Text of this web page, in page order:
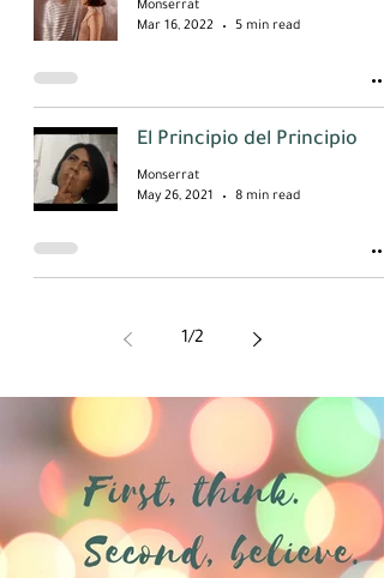
Monserrat
Mar 16, 2022
5 min read
El Principio del Principio
Monserrat
May 26, 2021
8 min read
1/2